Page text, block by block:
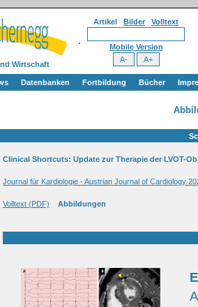
Wirtschaft
Artikel Bilder Volltext
Mobile Version
Datenbanken Fortbildung Bücher
Clinical Shortcuts: Update zur Therapie der LVOT-
Journal für Kardiologie - Austrian Journal of Cardiology
Volltext (PDF) Abbildungen